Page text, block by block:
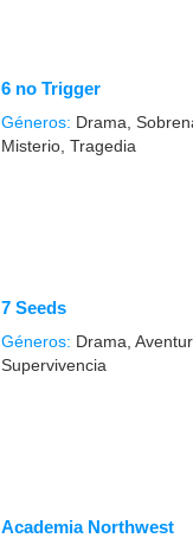
6 no Trigger
Géneros: Drama,
Misterio, Tragedia
7 Seeds
Géneros: Drama,
Supervivencia
Academia Northwest